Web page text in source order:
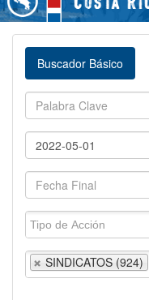
Buscador Básico
SINDICATOS (924)